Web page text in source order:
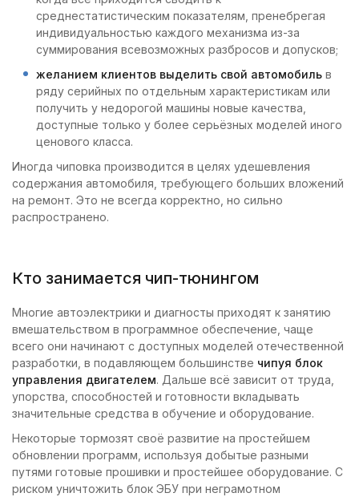
среднестатистическим показателям, пренебрегая
индивидуальностью каждого механизма из-за
суммирования всевозможных разбросов и допусков;
желанием клиентов выделить свой автомобиль в
ряду серийных по отдельным характеристикам или
получить у недорогой машины новые качества,
доступные только у более серьёзных моделей иного
ценового класса.
Иногда чиповка производится в целях удешевления
содержания автомобиля, требующего больших вложений
на ремонт. Это не всегда корректно, но сильно
распространено.
Кто занимается чип-тюнингом
Многие автоэлектрики и диагносты приходят к занятию
вмешательством в программное обеспечение, чаще
всего они начинают с доступных моделей отечественной
разработки, в подавляющем большинстве чипуя блок
управления двигателем. Дальше всё зависит от труда,
упорства, способностей и готовности вкладывать
значительные средства в обучение и оборудование.
Некоторые тормозят своё развитие на простейшем
обновлении программ, используя добытые разными
путями готовые прошивки и простейшее оборудование. С
риском уничтожить блок ЭБУ при неграмотном